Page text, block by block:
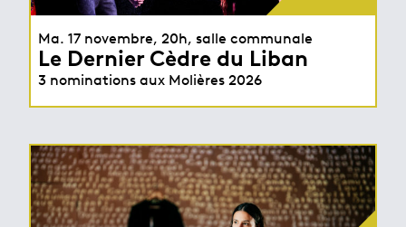
Ma. 17 novembre, 20h, salle communale
Le Dernier Cèdre du Liban
3 nominations aux Molières 2026